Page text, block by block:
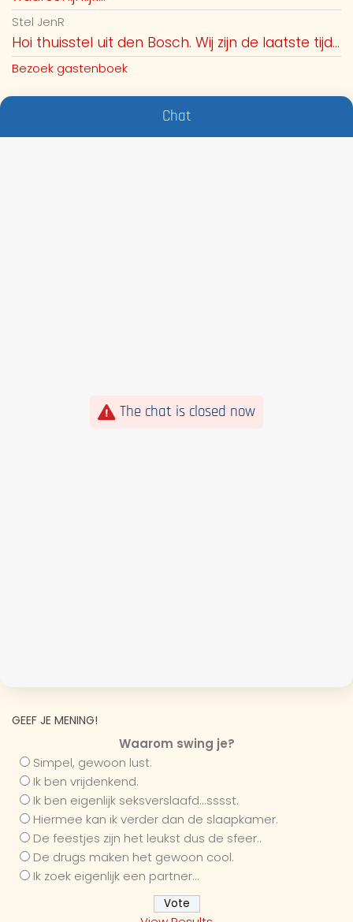
Stel JenR
Hoi thuisstel uit den Bosch. Wij zijn de laatste tijd...
Bezoek gastenboek
Chat
The chat is closed now
GEEF JE MENING!
Waarom swing je?
Simpel, gewoon lust.
Ik ben vrijdenkend.
Ik ben eigenlijk seksverslaafd...sssst.
Hiermee kan ik verder dan de slaapkamer.
De feestjes zijn het leukst dus de sfeer..
De drugs maken het gewoon cool.
Ik zoek eigenlijk een partner...